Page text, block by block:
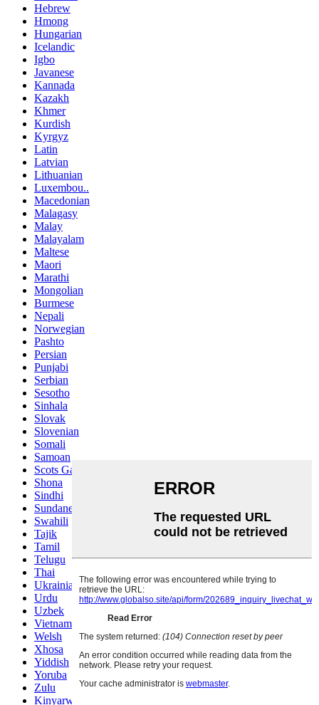
Hebrew
Hmong
Hungarian
Icelandic
Igbo
Javanese
Kannada
Kazakh
Khmer
Kurdish
Kyrgyz
Latin
Latvian
Lithuanian
Luxembou..
Macedonian
Malagasy
Malay
Malayalam
Maltese
Maori
Marathi
Mongolian
Burmese
Nepali
Norwegian
Pashto
Persian
Punjabi
Serbian
Sesotho
Sinhala
Slovak
Slovenian
Somali
Samoan
Scots Gaelic
Shona
Sindhi
Sundanese
Swahili
Tajik
Tamil
Telugu
Thai
Ukrainian
Urdu
Uzbek
Vietnamese
Welsh
Xhosa
Yiddish
Yoruba
Zulu
Kinyarwanda